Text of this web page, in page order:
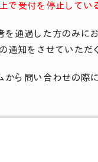
で受付を停止して
通過した方のみに
通知をさせていた
ら問い合わせの際に